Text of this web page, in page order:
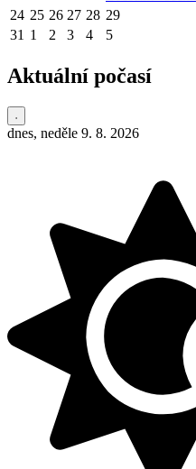
24 25 26 27 28 29
31 1 2 3 4 5
Aktuální počasí
dnes, neděle 9. 8. 2026